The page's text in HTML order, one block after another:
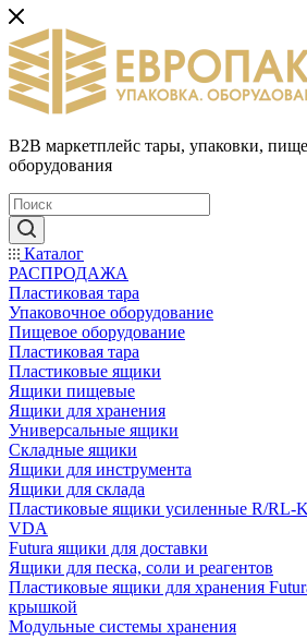
B2B маркетплейс тары, упаковки,
оборудования
Каталог
РАСПРОДАЖА
Пластиковая тара
Упаковочное оборудование
Пищевое оборудование
Пластиковая тара
Пластиковые ящики
Ящики пищевые
Ящики для хранения
Универсальные ящики
Складные ящики
Ящики для инструмента
Ящики для склада
Пластиковые ящики усиленные R/
VDA
Futura ящики для доставки
Ящики для песка, соли и реагентов
Пластиковые ящики для хранения
крышкой
Модульные системы хранения